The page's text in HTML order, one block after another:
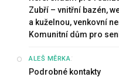
Zubří – vnitřní bazén,
a kuželnou, venkovní
Komunitní dům pro
ALEŠ MĚRKA:
Podrobné kontakty